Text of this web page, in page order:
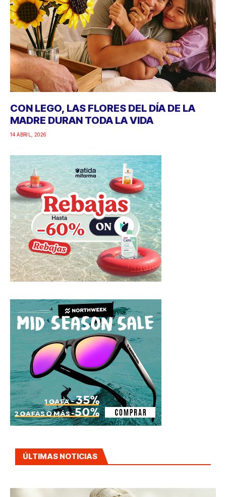
CON LEGO, LAS FLORES DEL DÍA DE LA
MADRE DURAN TODA LA VIDA
14 ABRIL, 2026
ÚLTIMAS NOTICIAS